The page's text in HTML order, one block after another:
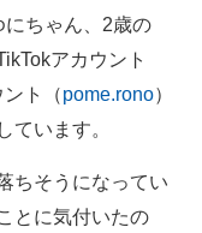
ちゃん、2歳の
アカウント
ト（pome.rono）
ています。
ちそうになってい
とに気付いたの